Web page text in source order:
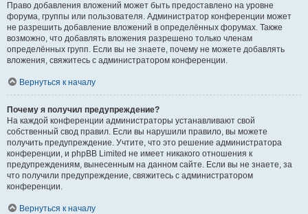
Право добавления вложений может быть предоставлено на уровне
форума, группы или пользователя. Администратор конференции может
не разрешить добавление вложений в определённых форумах. Также
возможно, что добавлять вложения разрешено только членам
определённых групп. Если вы не знаете, почему не можете добавлять
вложения, свяжитесь с администратором конференции.
Вернуться к началу
Почему я получил предупреждение?
На каждой конференции администраторы устанавливают свой
собственный свод правил. Если вы нарушили правило, вы можете
получить предупреждение. Учтите, что это решение администратора
конференции, и phpBB Limited не имеет никакого отношения к
предупреждениям, вынесенным на данном сайте. Если вы не знаете, за
что получили предупреждение, свяжитесь с администратором
конференции.
Вернуться к началу